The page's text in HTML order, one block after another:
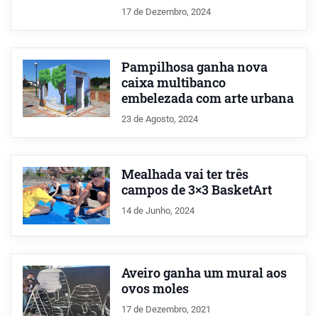
17 de Dezembro, 2024
Pampilhosa ganha nova
caixa multibanco
embelezada com arte urbana
23 de Agosto, 2024
Mealhada vai ter três
campos de 3×3 BasketArt
14 de Junho, 2024
Aveiro ganha um mural aos
ovos moles
17 de Dezembro, 2021